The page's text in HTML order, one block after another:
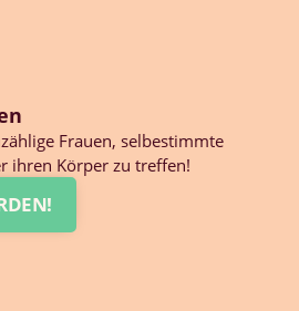
Frauen, selbestimmte
ihren Körper zu treffen!